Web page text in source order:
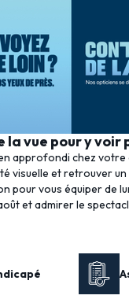
la vue pour y voir
approfondi chez
visuelle et retrouver
pour vous équiper de
et admirer le